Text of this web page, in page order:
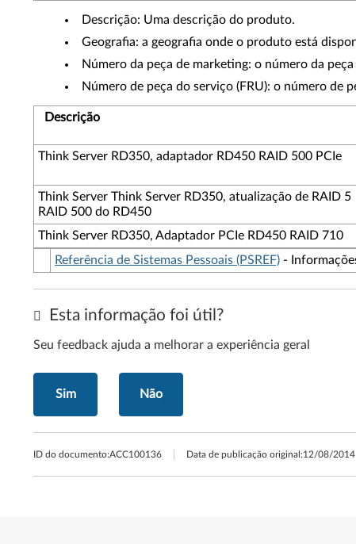
Descrição: Uma descrição do produto.
Geografia: a geografia onde o produto está
Número da peça de marketing: o número da
Número de peça do serviço (FRU): o número
Descrição
Think Server RD350, adaptador RD450 RAID 500 PCIe
Think Server Think Server RD350, atualização de RAID 5
RAID 500 do RD450
Think Server RD350, Adaptador PCIe RD450 RAID 710
Referência de Sistemas Pessoais (PSREF) -
Esta informação foi útil?
Seu feedback ajuda a melhorar a experiência geral
Sim Não
ID do documento:ACC100136 Data de publicação original:12/08/2014